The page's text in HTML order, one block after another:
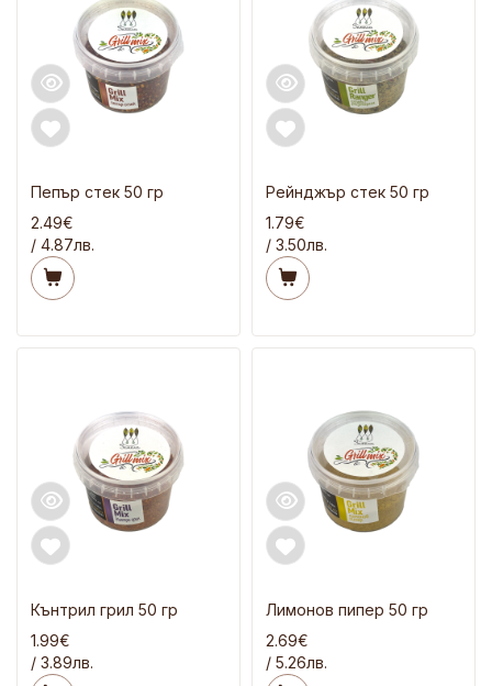
Пепър стек 50 гр
2.49€
/ 4.87лв.
Рейнджър стек 50 гр
1.79€
/ 3.50лв.
Кънтрил грил 50 гр
1.99€
/ 3.89лв.
Лимонов пипер 50 гр
2.69€
/ 5.26лв.